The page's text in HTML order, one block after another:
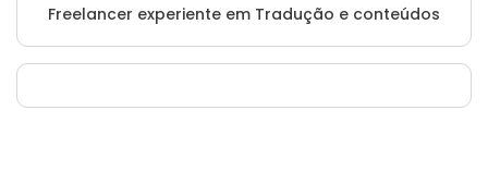
Freelancer experiente em Tradução e conteúdos